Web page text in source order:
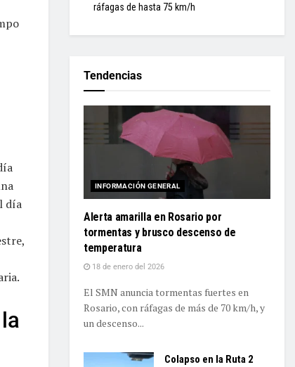
día
ráfagas de hasta 75 km/h
Tendencias
INFORMACIÓN GENERAL
Alerta amarilla en Rosario por
tormentas y brusco descenso de
temperatura
18 de enero del 2026
El SMN anuncia tormentas fuertes en
Rosario, con ráfagas de más de 70 km/h, y
un descenso...
Colapso en la Ruta 2